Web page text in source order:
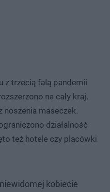
z trzecią falą pandemii
na cały kraj.
noszenia maseczek.
działalność
też hotele czy placówki
kobiecie